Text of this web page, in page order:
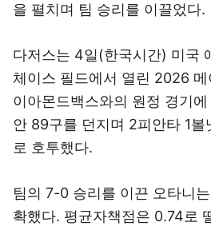
을 펼치며 팀 승리를 이끌었다.
다저스는 4일(한국시간) 미국
체이스 필드에서 열린 2026
이아몬드백스와의 원정 경기
안 89구를 던지며 2피안타 1볼
로 호투했다.
팀의 7-0 승리를 이끈 오타니
확했다. 평균자책점은 0.74로